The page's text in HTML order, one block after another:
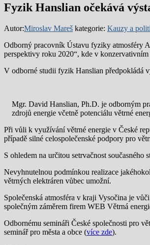
Fyzik Hanslian očekává
Autor:Miroslav Mareš kategorie: Kauzy a
Odborný pracovník Ústavu fyziky atmosféry
perspektivy roku 2020“, kde v
V odborné studii fyzik Hanslian předpokládá
Mgr. David Hanslian, Ph.D. je odborným
zdrojů energie včetně potenciálu větrné
Při vůli k využívání větrné energie v České
případě silné celospolečenské podpory pro
S ohledem na určitou setrvačnost
Nevyhnutelnou podmínkou realizace
větrných elektráren vůbec umožní.
Společenská atmosféra v kraji Vysočina je
společným záměrem firem WEB Větrná
Odbornému semináři České společnosti pro
seminář pro města a obce (více zde).